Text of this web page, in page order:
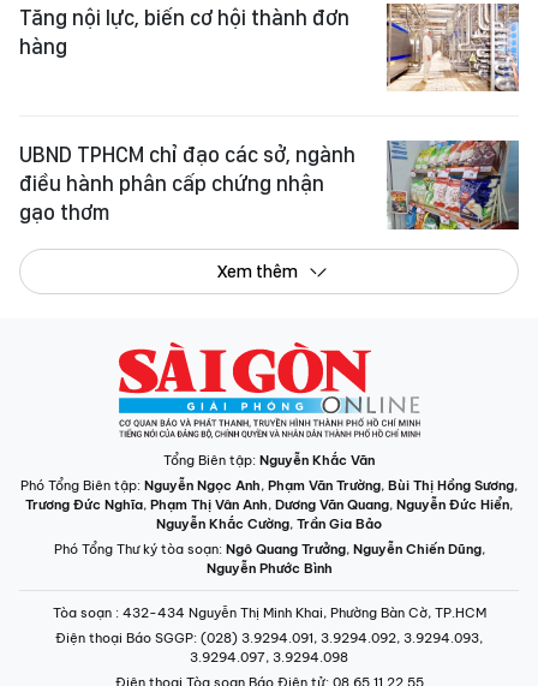
Tăng nội lực, biến cơ hội thành đơn
hàng
UBND TPHCM chỉ đạo các sở, ngành
điều hành phân cấp chứng nhận
gạo thơm
Xem thêm
Tổng Biên tập: Nguyễn Khắc Văn
Phó Tổng Biên tập: Nguyễn Ngọc Anh, Phạm Văn Trường, Bùi Thị Hồng Sương,
Trương Đức Nghĩa, Phạm Thị Vân Anh, Dương Văn Quang, Nguyễn Đức Hiển,
Nguyễn Khắc Cường, Trần Gia Bảo
Phó Tổng Thư ký tòa soạn: Ngô Quang Trưởng, Nguyễn Chiến Dũng,
Nguyễn Phước Bình
Tòa soạn : 432-434 Nguyễn Thị Minh Khai, Phường Bàn Cờ, TP.HCM
Điện thoại Báo SGGP: (028) 3.9294.091, 3.9294.092, 3.9294.093,
3.9294.097, 3.9294.098
Điện thoại Tòa soạn Báo Điện tử: 08 65 11 22 55